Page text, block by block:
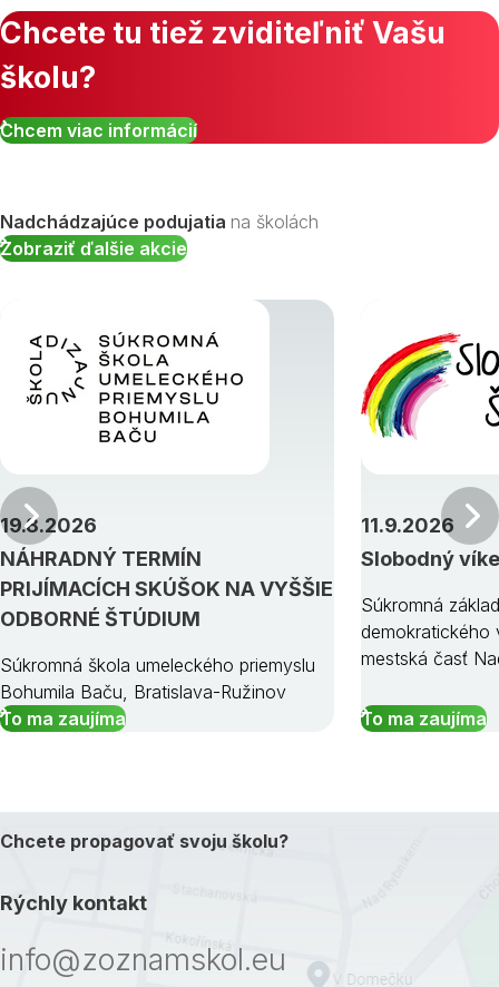
Chcete tu tiež zviditeľniť Vašu
školu?
Chcem viac informácií
Nadchádzajúce podujatia na školách
Zobraziť ďalšie akcie
NÁHRADNÝ TERMÍN
PRIJÍMACÍCH SKÚŠOK NA VYŠŠIE
ODBORNÉ ŠTÚDIUM
19.8.2026
Súkromná škola umeleckého priemyslu
Bohumila Baču, Bratislava-Ružinov
To ma zaujíma
Slobodný
11.9.2026
Súkromná
demokratického
mestská časť
To ma zaujíma
Predchádzajúci
Chcete propagovať svoju školu?
Rýchly kontakt
info@zoznamskol.eu